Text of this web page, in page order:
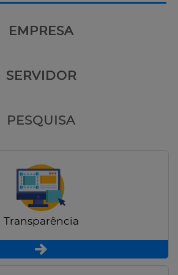
EMPRESA
SERVIDOR
PESQUISA
Transparência